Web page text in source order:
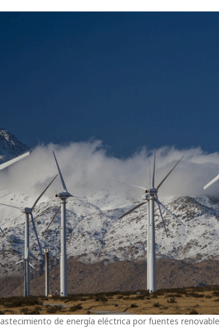
de energía eléctrica por fuentes